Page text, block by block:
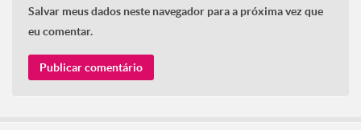
Salvar meus dados neste navegador para a próxima vez que
eu comentar.